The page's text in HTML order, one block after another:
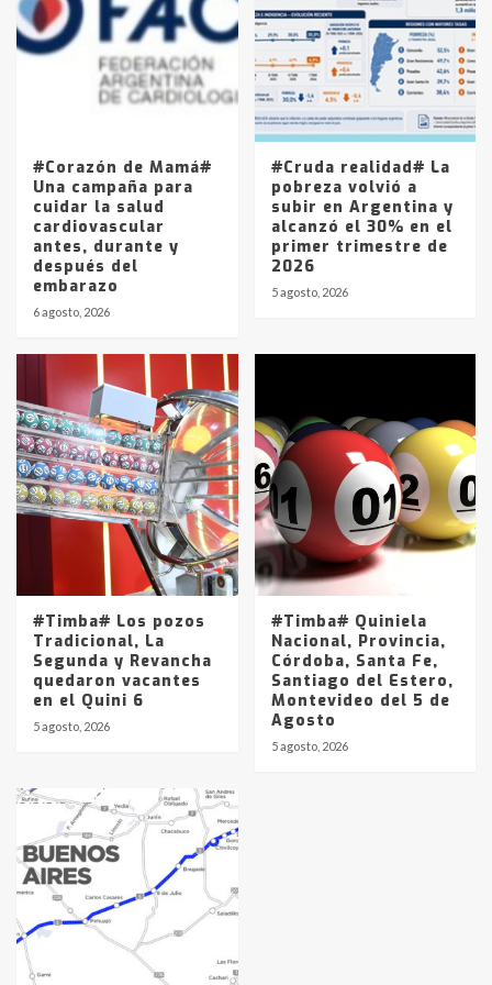
4
Los precios de los combustibles en
La Pampa, desde YPF hasta Axion
entre 857 a 1338 pesos
#Corazón de Mamá#
Una campaña para
cuidar la salud
cardiovascular
antes, durante y
después del
embarazo
6 agosto, 2026
#Cruda realidad# La
pobreza volvió a
subir en Argentina y
alcanzó el 30% en el
primer trimestre de
2026
5 agosto, 2026
#Timba# Los pozos
Tradicional, La
Segunda y Revancha
quedaron vacantes
en el Quini 6
5 agosto, 2026
#Timba# Quiniela
Nacional, Provincia,
Córdoba, Santa Fe,
Santiago del Estero,
Montevideo del 5 de
Agosto
5 agosto, 2026